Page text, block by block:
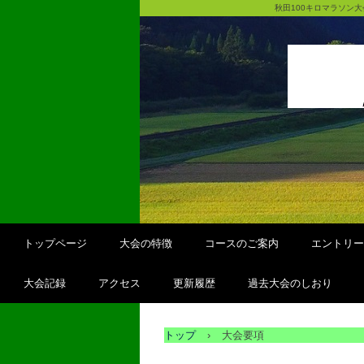
秋田100キロマラソン
トップページ 大会の特徴 コースのご案内 エントリー
大会記録 アクセス 更新履歴 過去大会のしおり
トップ › 大会要項